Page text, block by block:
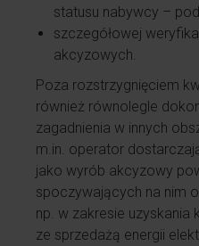
statusu nabywcy –
szczegółowej
akcyzowych.
Poza rozstrzygnięciem
również równolegle
zagadnienia w innych
m.in. operator
jako wyrób akcyzowy
spoczywających na nim
np. w zakresie uzyskania
ze sprzedażą energii